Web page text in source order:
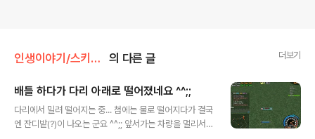
인생이야기/스키드러쉬 의 다른 글 더보기
배틀 하다가 다리 아래로 떨어졌네요 ^^;;
다리에서 밀려 떨어지는 중... 첨에는 물로 떨어지다가 결국
엔 잔디밭(?)이 나오는 군요 ^^;; 앞서가는 차량을 멀리서